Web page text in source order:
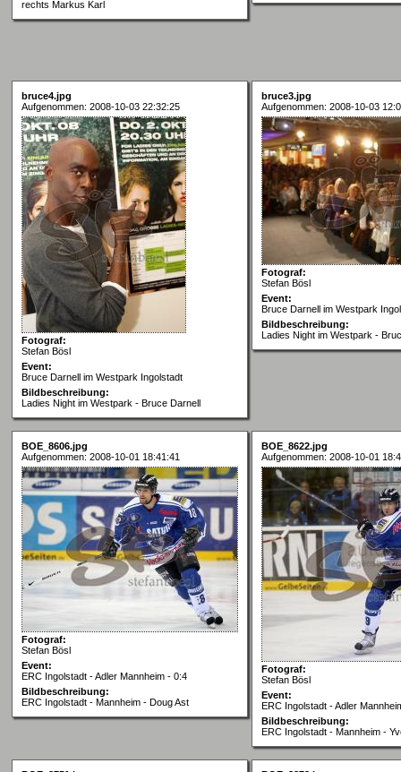
rechts Markus Karl
bruce4.jpg
Aufgenommen: 2008-10-03 22:32:25
Fotograf:
Stefan Bösl
Event:
Bruce Darnell im Westpark Ingolstadt
Bildbeschreibung:
Ladies Night im Westpark - Bruce Darnell
bruce3.jpg
Aufgenommen: 2008-10-03
Fotograf:
Stefan Bösl
Event:
Bruce Darnell im Westpark
Bildbeschreibung:
Ladies Night im Westpark -
BOE_8606.jpg
Aufgenommen: 2008-10-01 18:41:41
Fotograf:
Stefan Bösl
Event:
ERC Ingolstadt - Adler Mannheim - 0:4
Bildbeschreibung:
ERC Ingolstadt - Mannheim - Doug Ast
BOE_8622.jpg
Aufgenommen: 2008-10-01
Fotograf:
Stefan Bösl
Event:
ERC Ingolstadt - Adler
Bildbeschreibung:
ERC Ingolstadt - Mannheim -